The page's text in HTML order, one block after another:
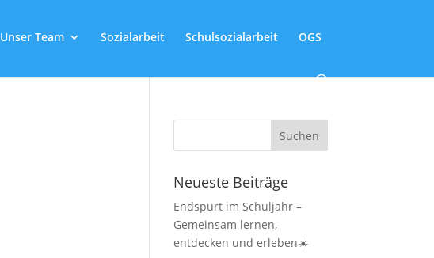
Unser Team Sozialarbeit Schulsozialarbeit OGS
Neueste Beiträge
Endspurt im Schuljahr –
Gemeinsam lernen,
entdecken und erleben☀️